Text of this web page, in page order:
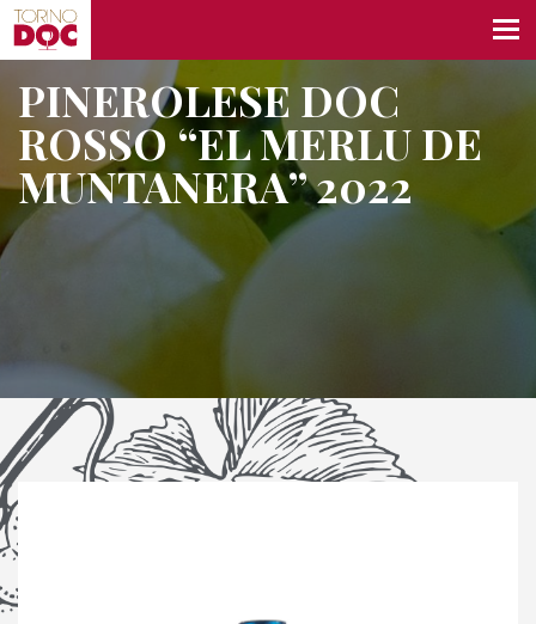
PINEROLESE DOC
ROSSO “EL MERLU DE
MUNTANERA” 2022